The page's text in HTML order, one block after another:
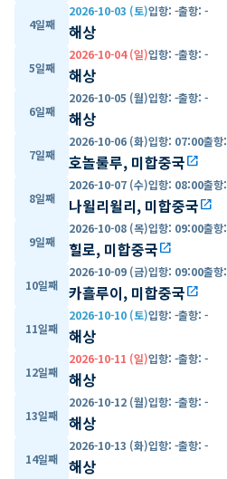
4일째
2026-10-03 (토)입항: -출항: -
해상
5일째
2026-10-04 (일)입항: -출항: -
해상
6일째
2026-10-05 (월)입항: -출항: -
해상
7일째
2026-10-06 (화)입항: 07:00출항:
호놀룰루, 미합중국open_in_new
8일째
2026-10-07 (수)입항: 08:00출항:
나윌리윌리, 미합중국open_in_new
9일째
2026-10-08 (목)입항: 09:00출항:
힐로, 미합중국open_in_new
10일째
2026-10-09 (금)입항: 09:00출항:
카흘루이, 미합중국open_in_new
11일째
2026-10-10 (토)입항: -출항: -
해상
12일째
2026-10-11 (일)입항: -출항: -
해상
13일째
2026-10-12 (월)입항: -출항: -
해상
14일째
2026-10-13 (화)입항: -출항: -
해상